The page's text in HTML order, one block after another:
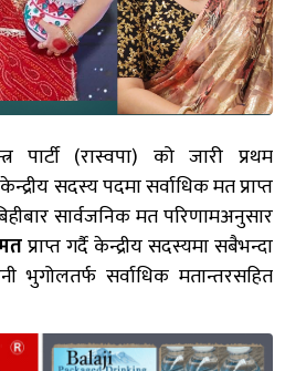
पार्टी (रास्वपा) को जारी प्रथम
सदस्य पदमा सर्वाधिक मत प्राप्त
सार्वजनिक मत परिणामअनुसार
प्राप्त गर्दै केन्द्रीय सदस्यमा सबैभन्दा
भुगोलतर्फ सर्वाधिक मतान्तरसहित